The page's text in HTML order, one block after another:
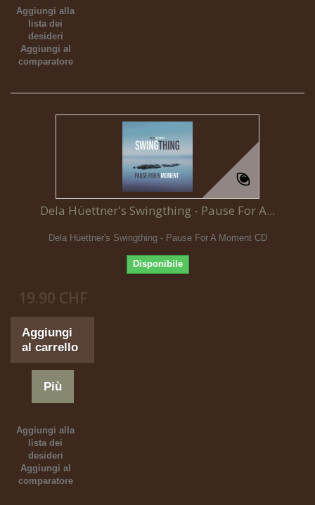
Aggiungi alla
lista dei
desideri
Aggiungi al
comparatore
Dela Hüettner's Swingthing - Pause For A...
Dela Hüettner's Swingthing - Pause For A Moment CD
Disponibile
19.90 CHF
Aggiungi
al carrello
Più
Aggiungi alla
lista dei
desideri
Aggiungi al
comparatore